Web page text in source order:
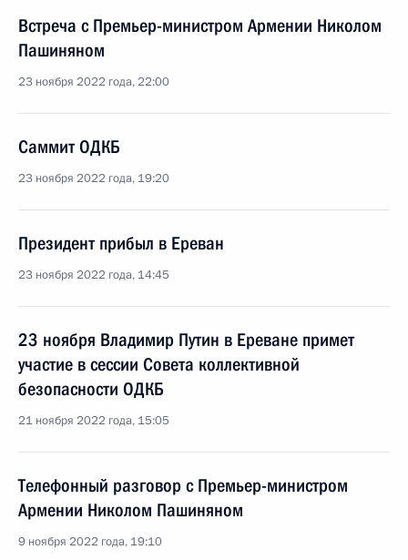
Встреча с Премьер-министром Армении Николом
Пашиняном
23 ноября 2022 года, 22:00
Саммит ОДКБ
23 ноября 2022 года, 19:20
Президент прибыл в Ереван
23 ноября 2022 года, 14:45
23 ноября Владимир Путин в Ереване примет
участие в сессии Совета коллективной
безопасности ОДКБ
21 ноября 2022 года, 15:05
Телефонный разговор с Премьер-министром
Армении Николом Пашиняном
9 ноября 2022 года, 19:10